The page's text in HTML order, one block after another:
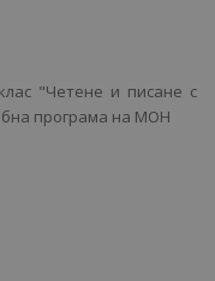
"Четене и писане с
програма на МОН